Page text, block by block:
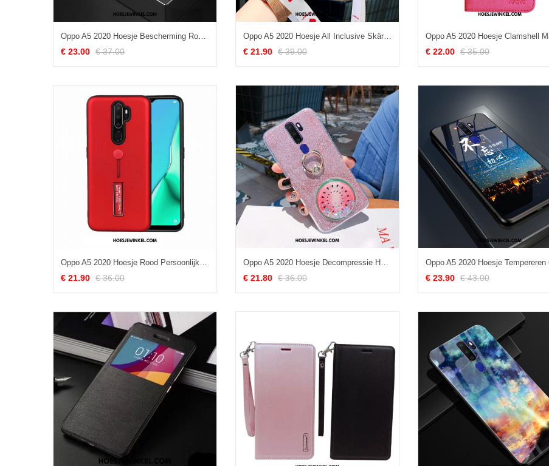
€ 23.00 € 37.00 € 21.90 € 39.00 € 22.00 € 35.00
€ 21.90 € 36.00 € 21.80 € 36.00 € 23.90 € 43.00